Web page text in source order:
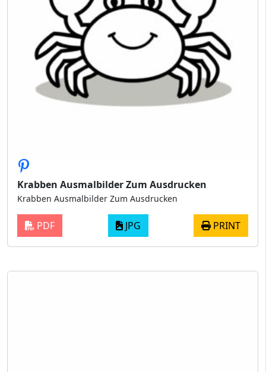
Krabben Ausmalbilder Zum Ausdrucken
Krabben Ausmalbilder Zum Ausdrucken
PDF JPG PRINT